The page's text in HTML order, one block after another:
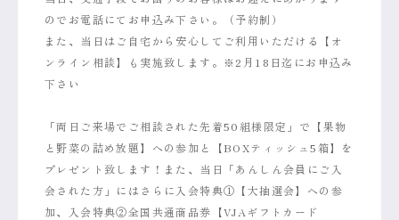
のでお電話にてお申込み下さい。（予約制）
また、当日はご自宅から安心してご利用いただける【オ
ンライン相談】も実施致します。※2月18日迄にお申込み
下さい
「両日ご来場でご相談された先着50組様限定」で【果物
と野菜の詰め放題】への参加と【BOXティッシュ5箱】を
プレゼント致します！また、当日「あんしん会員にご入
会された方」にはさらに入会特典①【大抽選会】への参
加、入会特典②全国共通商品券【VJAギフトカード